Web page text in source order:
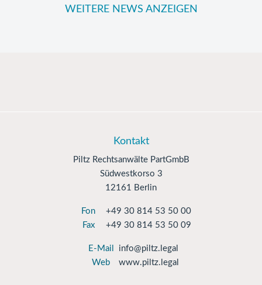
WEITERE NEWS ANZEIGEN
Kontakt
Piltz Rechtsanwälte PartGmbB
Südwestkorso 3
12161 Berlin
Fon
+49 30 814 53 50 00
Fax
+49 30 814 53 50 09
E-Mail
info@piltz.legal
Web
www.piltz.legal